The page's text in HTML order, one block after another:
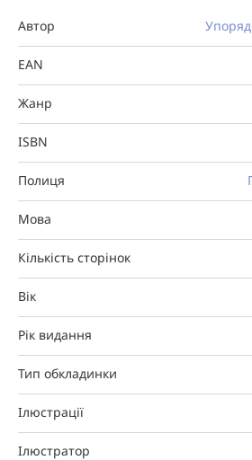
Автор
EAN
Жанр
ISBN
Полиця
Мова
Кількість сторінок
Вік
Рік видання
Тип обкладинки
Ілюстрації
Ілюстратор